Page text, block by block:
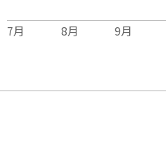
7月 8月 9月